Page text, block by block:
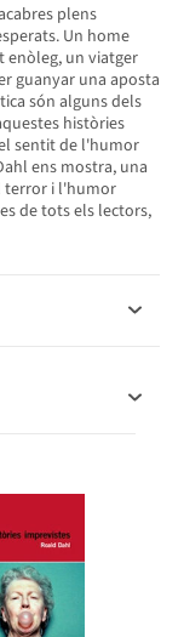
plens
Un home
enòleg, un viatger
guanyar una aposta
són alguns dels
històries
sentit de l'humor
ens mostra, una
terror i l'humor
de tots els lectors,